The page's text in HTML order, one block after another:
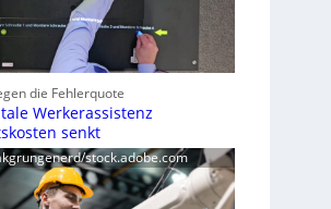
die Fehlerquote
Werkerassistenz
senkt
stock.adobe.com